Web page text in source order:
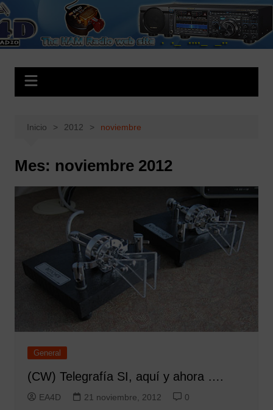
Saltar
al
contenido
EA4D.es
The HAM Radio Web Site
Inicio 2012 noviembre
Mes: noviembre 2012
General
(CW) Telegrafía SI, aquí y ahora ….
EA4D 21 noviembre, 2012 0